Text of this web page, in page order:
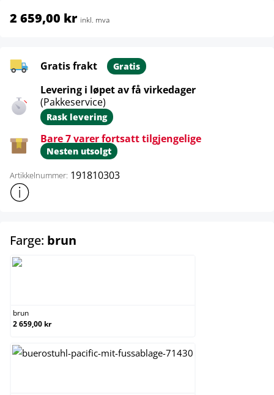
2 659,00 kr inkl. mva
Gratis frakt Gratis
Levering i løpet av få virkedager
(Pakkeservice)
Rask levering
Bare 7 varer fortsatt tilgjengelige
Nesten utsolgt
Artikkelnummer: 191810303
Vis mer produktinformasjon
Farge: brun
brun
2 659,00 kr